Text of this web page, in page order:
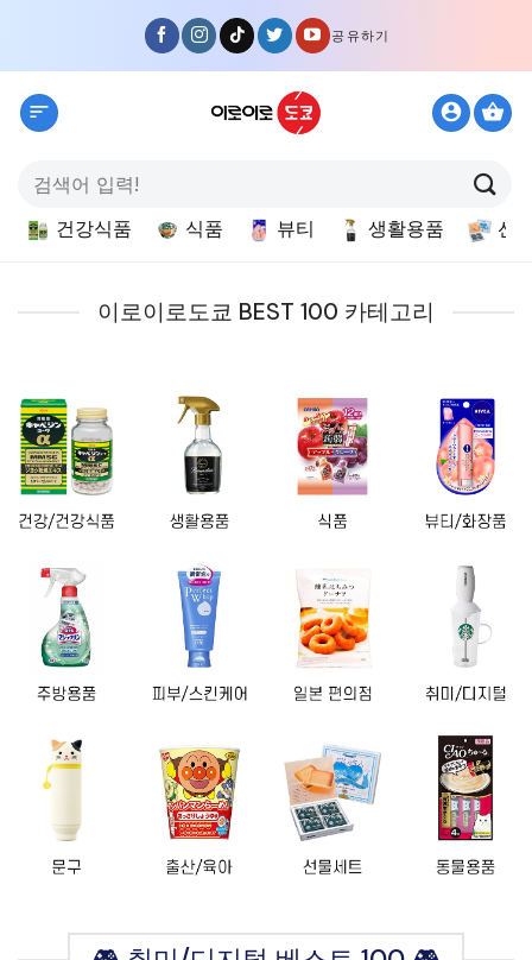
content
공유하기
색:
건강식품 식품 뷰티 생활용품 선
이로이로도쿄 BEST 100 카테고리